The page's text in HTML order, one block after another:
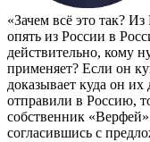
«Зачем всё это так?
опять из России в
действительно, кому
применяет? Если он
доказывает куда он
отправили в Россию,
собственник
согласившись с